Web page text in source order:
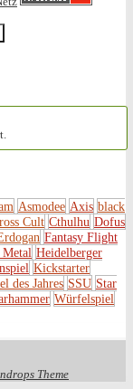
Asmodee Axis black
Cult Cthulhu Dofus
Fantasy Flight
Metal Heidelberger
Kickstarter
des Jahres SSU Star
Würfelspiel
Theme